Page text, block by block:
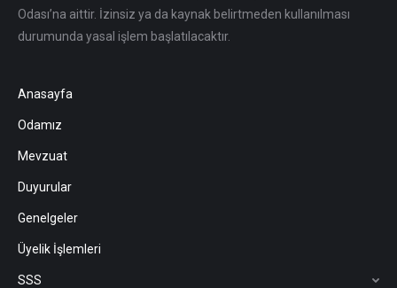
Odası’na aittir. İzinsiz ya da kaynak belirtmeden kullanılması
durumunda yasal işlem başlatılacaktır.
Anasayfa
Odamız
Mevzuat
Duyurular
Genelgeler
Üyelik İşlemleri
SSS